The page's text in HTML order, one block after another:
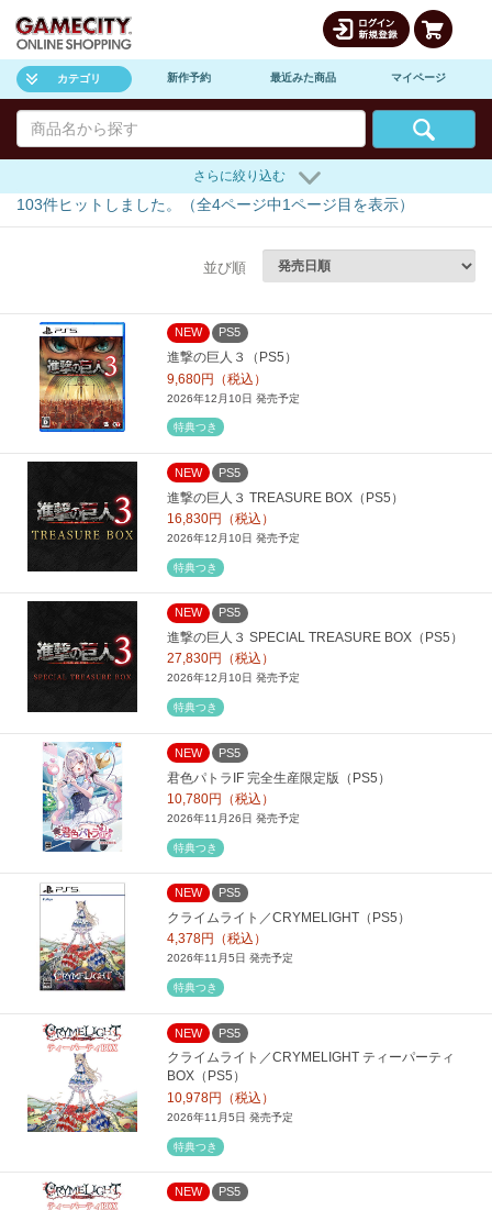
カテゴリ 新作予約 最近みた商品 マイページ
さらに絞り込む
103件ヒットしました。（全4ページ中1ページ目を表示）
並び順
NEW PS5
進撃の巨人３（PS5）
9,680円（税込）
2026年12月10日 発売予定
特典つき
NEW PS5
進撃の巨人３ TREASURE BOX（PS5）
16,830円（税込）
2026年12月10日 発売予定
特典つき
NEW PS5
進撃の巨人３ SPECIAL TREASURE BOX（PS5）
27,830円（税込）
2026年12月10日 発売予定
特典つき
NEW PS5
君色パトラIF 完全生産限定版（PS5）
10,780円（税込）
2026年11月26日 発売予定
特典つき
NEW PS5
クライムライト／CRYMELIGHT（PS5）
4,378円（税込）
2026年11月5日 発売予定
特典つき
NEW PS5
クライムライト／CRYMELIGHT ティーパーティ
BOX（PS5）
10,978円（税込）
2026年11月5日 発売予定
特典つき
NEW PS5